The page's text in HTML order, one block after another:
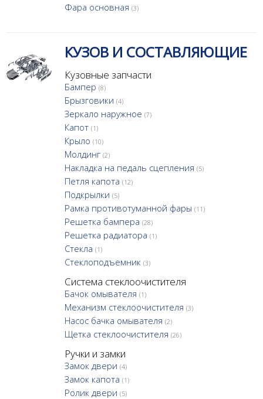
Фара основная (3)
КУЗОВ И СОСТАВЛЯЮЩИЕ
Кузовные запчасти
Бампер (8)
Брызговики (4)
Зеркало наружное (7)
Капот (1)
Крыло (10)
Молдинг (2)
Накладка на педаль сцепления (5)
Петля капота (12)
Подкрылки (5)
Рамка противотуманной фары (11)
Решетка бампера (28)
Решетка радиатора (1)
Стекла (1)
Стеклоподъемник (3)
Система стеклоочистителя
Бачок омывателя (1)
Механизм стеклоочистителя (3)
Насос бачка омывателя (2)
Щетка стеклоочистителя (26)
Ручки и замки
Замок двери (4)
Замок капота (1)
Ролик двери (5)